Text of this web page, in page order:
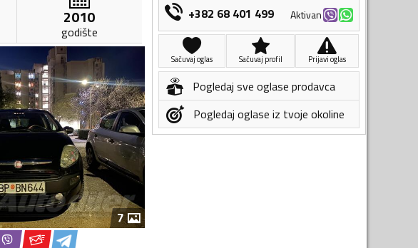
2010
godište
7
+382 68 401 499 Aktivan
Sačuvaj oglas Sačuvaj profil Prijavi oglas
Pogledaj sve oglase prodavca
Pogledaj oglase iz tvoje okoline